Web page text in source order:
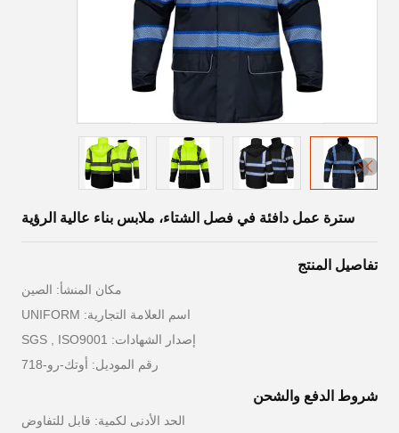
سترة عمل دافئة في فصل الشتاء، ملابس بناء عالية الرؤية
تفاصيل المنتج
مكان المنشأ: الصين
اسم العلامة التجارية: UNIFORM
إصدار الشهادات: SGS , ISO9001
رقم الموديل: أوتك-رو-718
شروط الدفع والشحن
الحد الأدنى لكمية: قابل للتفاوض